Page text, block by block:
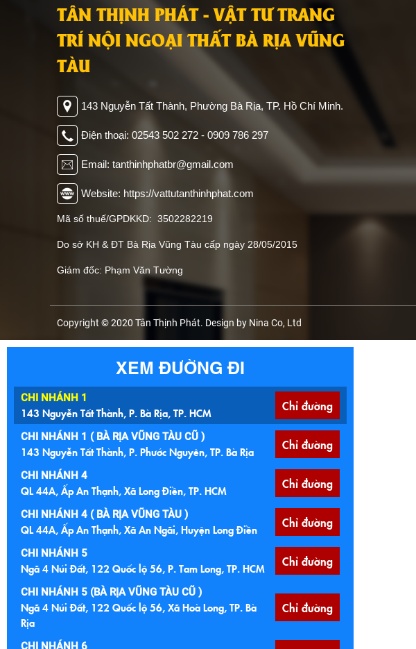
TÂN THỊNH PHÁT - VẬT TƯ TRANG
TRÍ NỘI NGOẠI THẤT BÀ RỊA VŨNG
TÀU
143 Nguyễn Tất Thành, Phường Bà Rịa, TP. Hồ Chí Minh.
Điện thoại: 02543 502 272 - 0909 786 297
Email: tanthinhphatbr@gmail.com
Website: https://vattutanthinhphat.com
Mã số thuế/GPDKKD: 3502282219
Do sở KH & ĐT Bà Rịa Vũng Tàu cấp ngày 28/05/2015
Giám đốc: Phạm Văn Tường
Copyright © 2020 Tân Thịnh Phát. Design by Nina Co, Ltd
XEM ĐƯỜNG ĐI
CHI NHÁNH 1
143 Nguyễn Tất Thành, P. Bà Rịa, TP. HCM Chỉ đường
CHI NHÁNH 1 ( BÀ RỊA VŨNG TÀU CŨ )
143 Nguyễn Tất Thành, P. Phước Nguyên, TP. Bà Rịa Chỉ đường
CHI NHÁNH 4
QL 44A, Ấp An Thạnh, Xã Long Điền, TP. HCM Chỉ đường
CHI NHÁNH 4 ( BÀ RỊA VŨNG TÀU )
QL 44A, Ấp An Thạnh, Xã An Ngãi, Huyện Long Điền Chỉ đường
CHI NHÁNH 5
Ngã 4 Núi Đất, 122 Quốc lộ 56, P. Tam Long, TP. HCM Chỉ đường
CHI NHÁNH 5 (BÀ RỊA VŨNG TÀU CŨ )
Ngã 4 Núi Đất, 122 Quốc lộ 56, Xã Hoà Long, TP. Bà
Rịa
Chỉ đường
CHI NHÁNH 6